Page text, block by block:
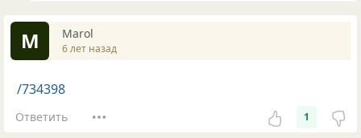
М Маrol
6 лет назад
/734398
Ответить 1